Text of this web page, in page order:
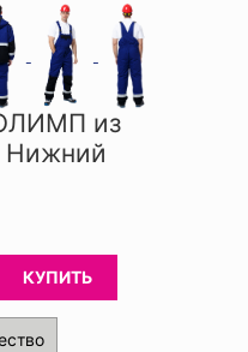
из
Нижний
КУПИТЬ